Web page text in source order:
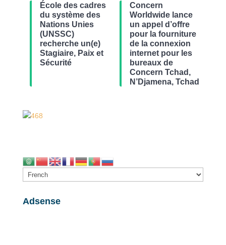
École des cadres
du système des
Nations Unies
(UNSSC)
recherche un(e)
Stagiaire, Paix et
Sécurité
Concern
Worldwide lance
un appel d’offre
pour la fourniture
de la connexion
internet pour les
bureaux de
Concern Tchad,
N’Djamena, Tchad
Adsense